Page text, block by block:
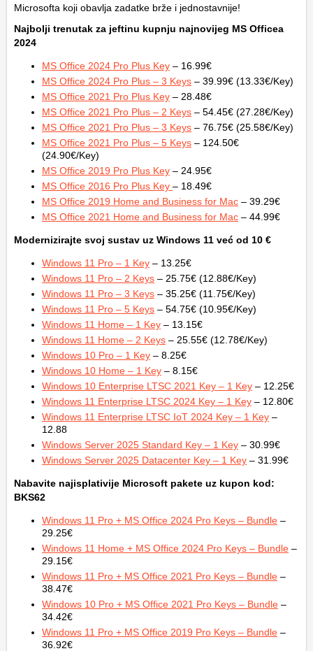
Microsofta koji obavlja zadatke brže i jednostavnije!
Najbolji trenutak za jeftinu kupnju najnovijeg MS Officea
2024
MS Office 2024 Pro Plus Key – 16.99€
MS Office 2024 Pro Plus – 3 Keys – 39.99€ (13.33€/Key)
MS Office 2021 Pro Plus Key – 28.48€
MS Office 2021 Pro Plus – 2 Keys – 54.45€ (27.28€/Key)
MS Office 2021 Pro Plus – 3 Keys – 76.75€ (25.58€/Key)
MS Office 2021 Pro Plus – 5 Keys – 124.50€
(24.90€/Key)
MS Office 2019 Pro Plus Key – 24.95€
MS Office 2016 Pro Plus Key – 18.49€
MS Office 2019 Home and Business for Mac – 39.29€
MS Office 2021 Home and Business for Mac – 44.99€
Modernizirajte svoj sustav uz Windows 11 već od 10 €
Windows 11 Pro – 1 Key – 13.25€
Windows 11 Pro – 2 Keys – 25.75€ (12.88€/Key)
Windows 11 Pro – 3 Keys – 35.25€ (11.75€/Key)
Windows 11 Pro – 5 Keys – 54.75€ (10.95€/Key)
Windows 11 Home – 1 Key – 13.15€
Windows 11 Home – 2 Keys – 25.55€ (12.78€/Key)
Windows 10 Pro – 1 Key – 8.25€
Windows 10 Home – 1 Key – 8.15€
Windows 10 Enterprise LTSC 2021 Key – 1 Key – 12.25€
Windows 11 Enterprise LTSC 2024 Key – 1 Key – 12.80€
Windows 11 Enterprise LTSC IoT 2024 Key – 1 Key –
12.88
Windows Server 2025 Standard Key – 1 Key – 30.99€
Windows Server 2025 Datacenter Key – 1 Key – 31.99€
Nabavite najisplativije Microsoft pakete uz kupon kod:
BKS62
Windows 11 Pro + MS Office 2024 Pro Keys – Bundle –
29.25€
Windows 11 Home + MS Office 2024 Pro Keys – Bundle –
29.15€
Windows 11 Pro + MS Office 2021 Pro Keys – Bundle –
38.47€
Windows 10 Pro + MS Office 2021 Pro Keys – Bundle –
34.42€
Windows 11 Pro + MS Office 2019 Pro Keys – Bundle –
36.92€